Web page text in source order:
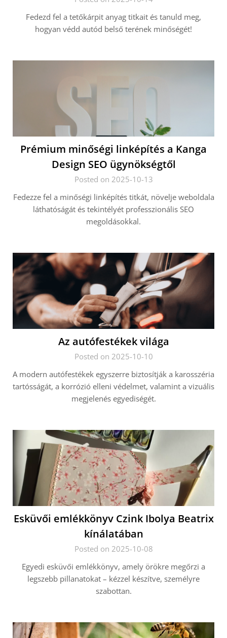
Fedezd fel a tetőkárpit anyag titkait és tanuld meg,
hogyan védd autód belső terének minőségét!
Prémium minőségi linképítés a Kanga
Design SEO ügynökségtől
Posted on 2025-10-13
Fedezze fel a minőségi linképítés titkát, növelje weboldala
láthatóságát és tekintélyét professzionális SEO
megoldásokkal.
Az autófestékek világa
Posted on 2025-10-10
A modern autófestékek egyszerre biztosítják a karosszéria
tartósságát, a korrózió elleni védelmet, valamint a vizuális
megjelenés egyediségét.
Esküvői emlékkönyv Czink Ibolya Beatrix
kínálatában
Posted on 2025-10-08
Egyedi esküvői emlékkönyv, amely örökre megőrzi a
legszebb pillanatokat – kézzel készítve, személyre
szabottan.